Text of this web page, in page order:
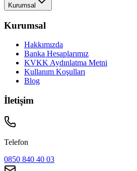
Kurumsal
Kurumsal
Hakkımızda
Banka Hesaplarımız
KVKK Aydınlatma Metni
Kullanım Koşulları
Blog
İletişim
Telefon
0850 840 40 03